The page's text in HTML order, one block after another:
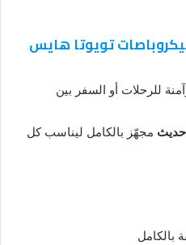
تويوتا هايس
للرحلات أو السفر بين
حديث مجهّز بالكامل ليناسب كل
بالكامل